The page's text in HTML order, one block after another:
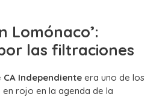
Lomónaco’:
las filtraciones
CA Independiente era uno de los
rojo en la agenda de la